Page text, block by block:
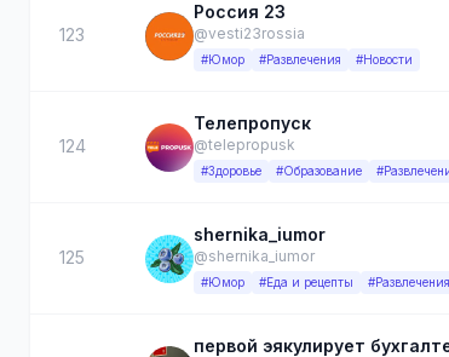
123
Россия 23
@vesti23rossia
#Юмор #Развлечения #Новости
124
Телепропуск
@telepropusk
#Здоровье #Образование
125
shernika_iumor
@shernika_iumor
#Юмор #Еда и рецепты #Развлечения
первой эякулирует